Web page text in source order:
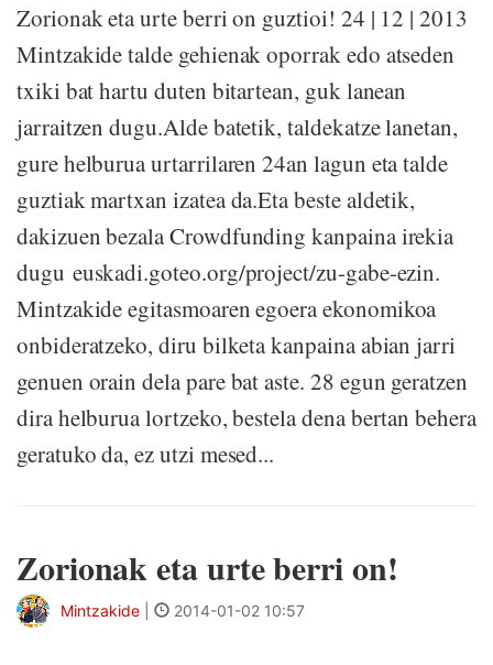
Zorionak eta urte berri on guztioi! 24 | 12 | 2013
Mintzakide talde gehienak oporrak edo atseden
txiki bat hartu duten bitartean, guk lanean
jarraitzen dugu.Alde batetik, taldekatze lanetan,
gure helburua urtarrilaren 24an lagun eta talde
guztiak martxan izatea da.Eta beste aldetik,
dakizuen bezala Crowdfunding kanpaina irekia
dugu euskadi.goteo.org/project/zu-gabe-ezin.
Mintzakide egitasmoaren egoera ekonomikoa
onbideratzeko, diru bilketa kanpaina abian jarri
genuen orain dela pare bat aste. 28 egun geratzen
dira helburua lortzeko, bestela dena bertan behera
geratuko da, ez utzi mesed...
Zorionak eta urte berri on!
Mintzakide 2014-01-02 10:57